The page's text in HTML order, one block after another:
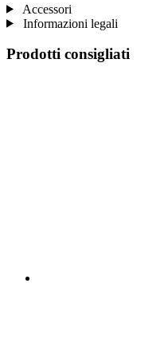
Accessori
Informazioni legali
Prodotti consigliati